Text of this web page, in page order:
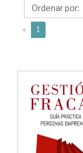
Pedro-
Juan
« 1